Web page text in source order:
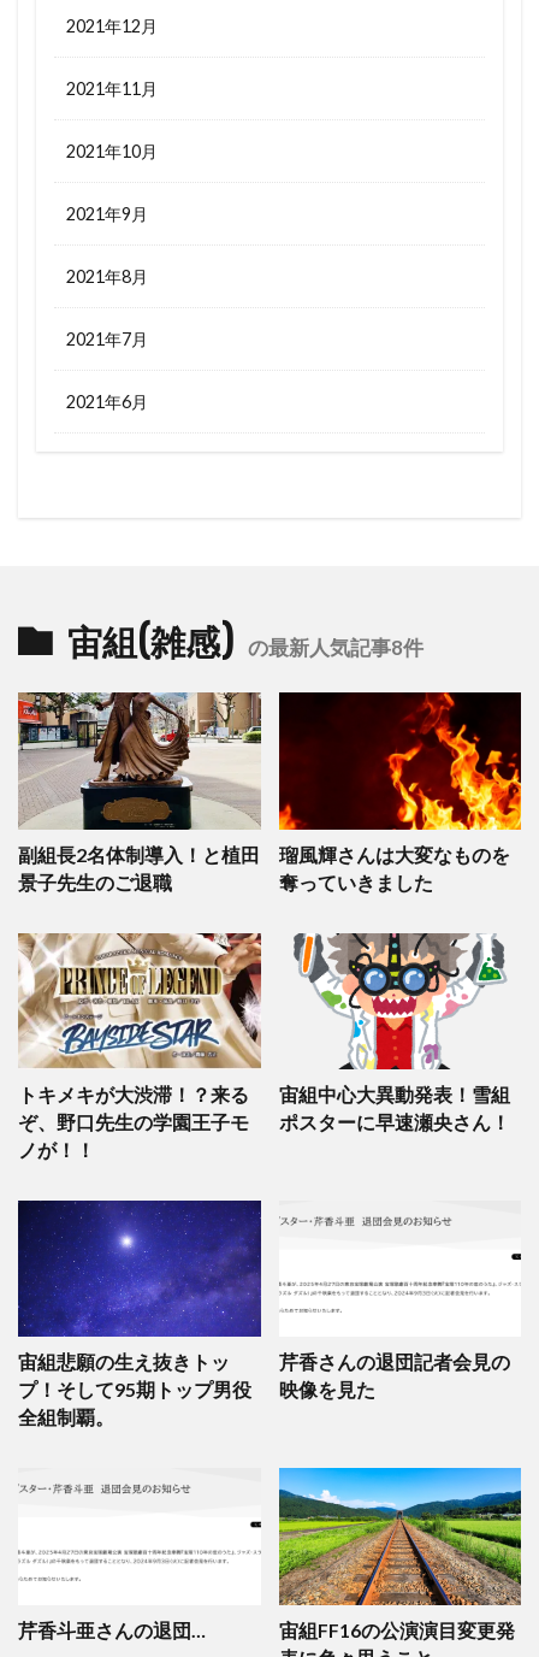
2021年12月
2021年11月
2021年10月
2021年9月
2021年8月
2021年7月
2021年6月
宙組(雑感) の最新人気記事8件
副組長2名体制導入！と植田
景子先生のご退職
瑠風輝さんは大変なものを
奪っていきました
トキメキが大渋滞！？来る
ぞ、野口先生の学園王子モ
ノが！！
宙組中心大異動発表！雪組
ポスターに早速瀬央さん！
宙組悲願の生え抜きトッ
プ！そして95期トップ男役
全組制覇。
芹香さんの退団記者会見の
映像を見た
芹香斗亜さんの退団…
宙組FF16の公演演目変更発